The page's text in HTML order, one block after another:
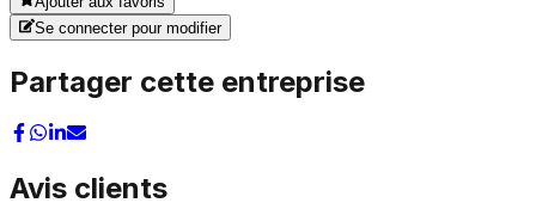
Se connecter pour modifier
Partager cette entreprise
Avis clients